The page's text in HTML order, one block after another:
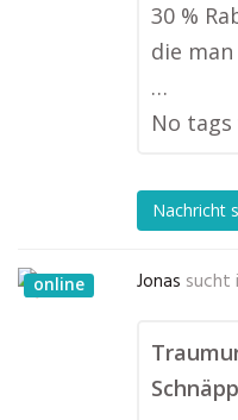
30 %
die
…
No
Nachricht
online Jonas sucht